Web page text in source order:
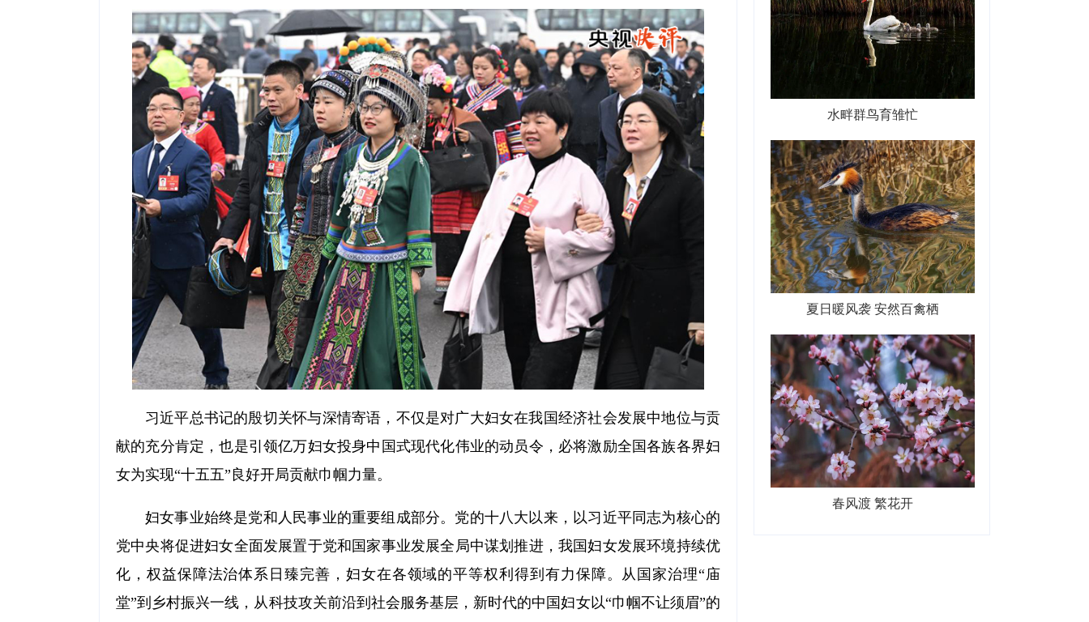
习近平总书记的殷切关怀与深情寄语，不仅是对广大妇女在我国经济社会发展中地位与贡
献的充分肯定，也是引领亿万妇女投身中国式现代化伟业的动员令，必将激励全国各族各界妇
女为实现“十五五”良好开局贡献巾帼力量。
妇女事业始终是党和人民事业的重要组成部分。党的十八大以来，以习近平同志为核心的
党中央将促进妇女全面发展置于党和国家事业发展全局中谋划推进，我国妇女发展环境持续优
化，权益保障法治体系日臻完善，妇女在各领域的平等权利得到有力保障。从国家治理“庙
堂”到乡村振兴一线，从科技攻关前沿到社会服务基层，新时代的中国妇女以“巾帼不让须眉”的
水畔群鸟育雏忙
夏日暖风袭 安然百禽栖
春风渡 繁花开